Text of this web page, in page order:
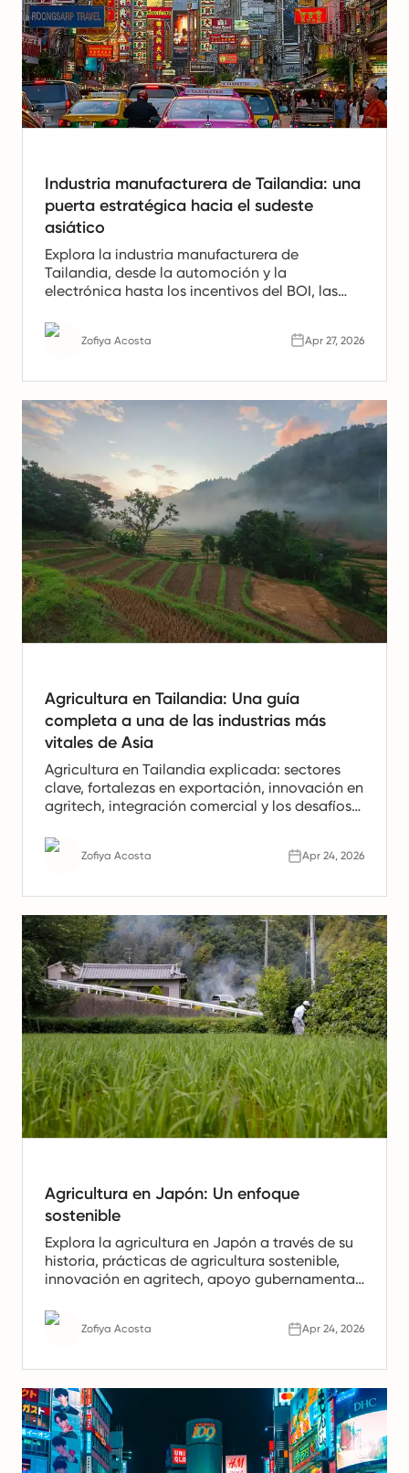
Industria manufacturera de Tailandia: una
puerta estratégica hacia el sudeste
asiático
Explora la industria manufacturera de
Tailandia, desde la automoción y la
electrónica hasta los incentivos del BOI, las
estratégicas que impulsan el crecimiento
regional.Zofiya Acosta Apr 27, 2026
Agricultura en Tailandia: Una guía
completa a una de las industrias más
vitales de Asia
Agricultura en Tailandia explicada: sectores
clave, fortalezas en exportación, innovación en
agritech, integración comercial y los desafíos
la industria.
Zofiya Acosta Apr 24, 2026
Agricultura en Japón: Un enfoque
sostenible
Explora la agricultura en Japón a través de su
historia, prácticas de agricultura sostenible,
innovación en agritech, apoyo gubernamental
futuro del sector.
Zofiya Acosta Apr 24, 2026